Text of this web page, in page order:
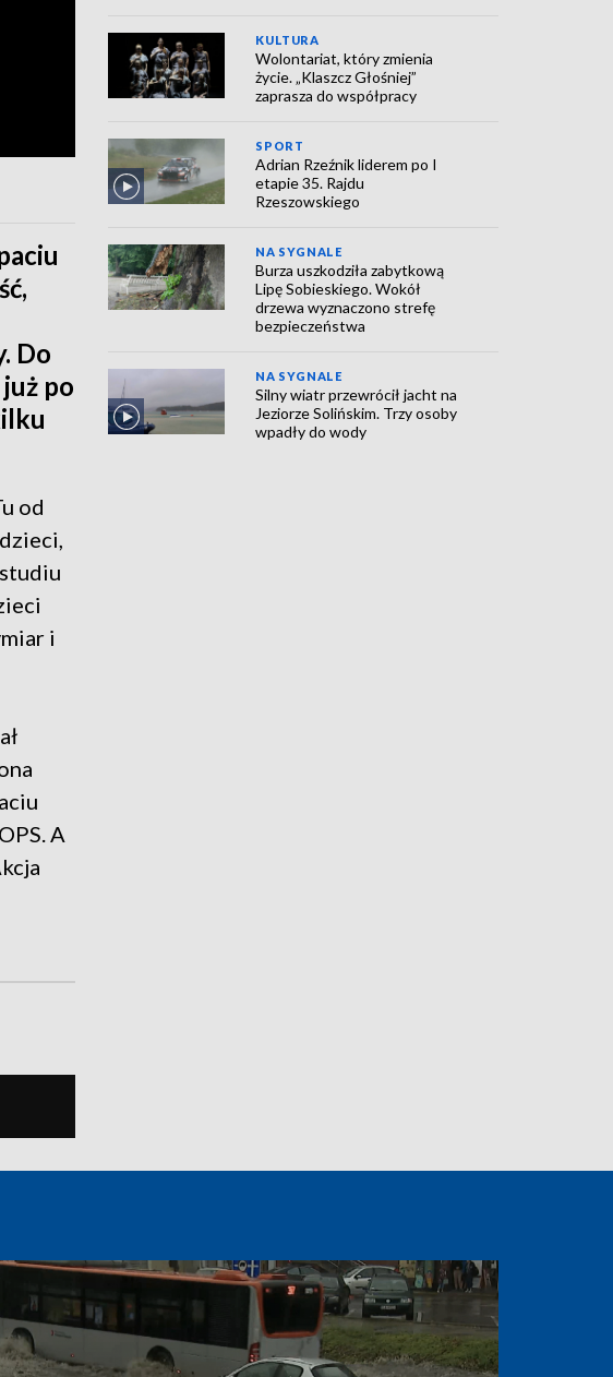
Do
po
od
i
A
KULTURA
Wolontariat, który zmienia
życie. „Klaszcz Głośniej”
zaprasza do współpracy
SPORT
Adrian Rzeźnik liderem po I
etapie 35. Rajdu
Rzeszowskiego
NA SYGNALE
Burza uszkodziła zabytkową
Lipę Sobieskiego. Wokół
drzewa wyznaczono strefę
bezpieczeństwa
NA SYGNALE
Silny wiatr przewrócił jacht na
Jeziorze Solińskim. Trzy osoby
wpadły do wody